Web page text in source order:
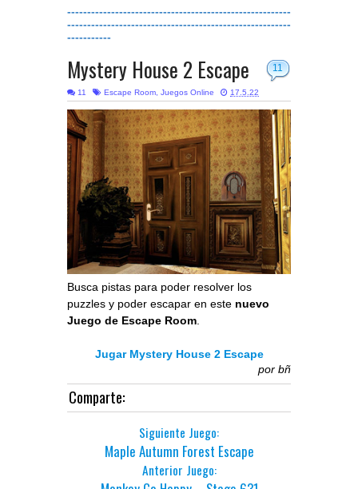
--------------------------------------------------------
--------------------------------------------------------
-----------
11
Mystery House 2 Escape
11 Escape Room, Juegos Online 17.5.22
Busca pistas para poder resolver los
puzzles y poder escapar en este nuevo
Juego de Escape Room
Jugar Mystery House 2 Escape
por bñ
Comparte:
Siguiente Juego:
Maple Autumn Forest Escape
Anterior Juego: